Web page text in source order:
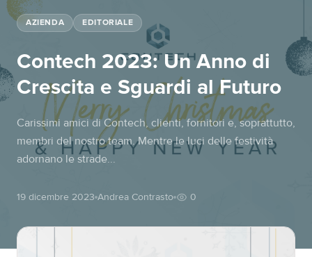
AZIENDA EDITORIALE
Contech 2023: Un Anno di
Crescita e Sguardi al Futuro
Carissimi amici di Contech, clienti, fornitori e, soprattutto,
membri del nostro team. Mentre le luci delle festività
adornano le strade...
19 dicembre 2023 Andrea Contrasto 0